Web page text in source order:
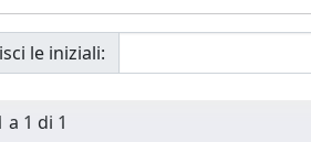
le iniziali:
1 di 1